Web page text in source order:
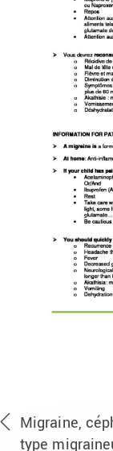
Migraine,
type